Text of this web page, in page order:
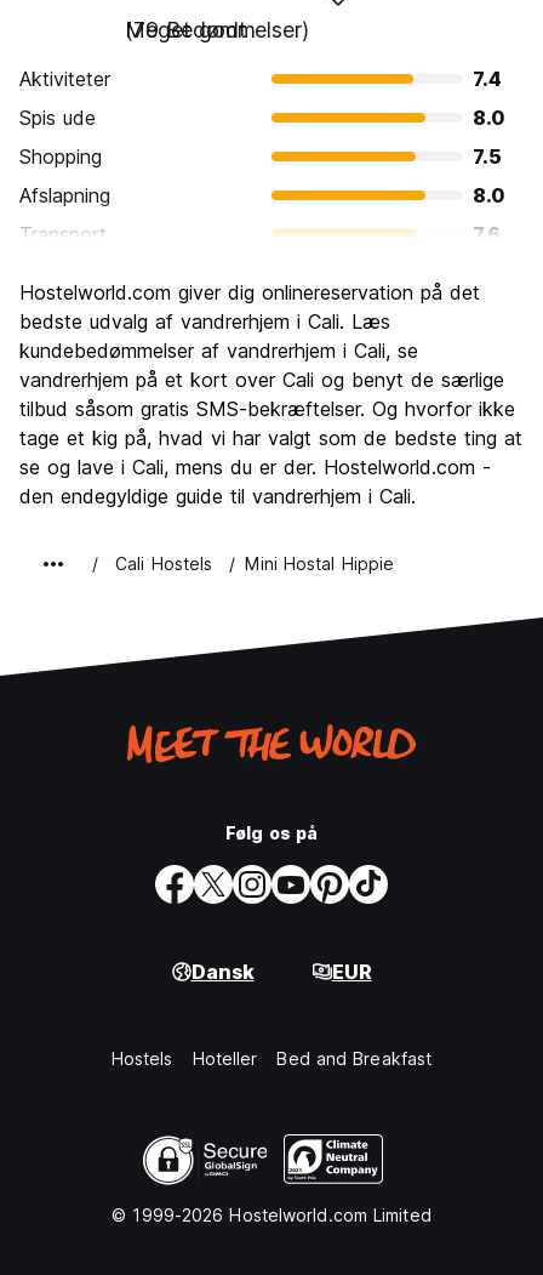
Meget godt
(79 Bedømmelser)
Aktiviteter
7.4
Spis ude
8.0
Shopping
7.5
Afslapning
8.0
Transport
7.6
Kultur
Fester
Værdi for pengene
7.9
Hostelworld.com giver dig onlinereservation på det
bedste udvalg af vandrerhjem i Cali. Læs
kundebedømmelser af vandrerhjem i Cali, se
vandrerhjem på et kort over Cali og benyt de særlige
tilbud såsom gratis SMS-bekræftelser. Og hvorfor ikke
tage et kig på, hvad vi har valgt som de bedste ting at
se og lave i Cali, mens du er der. Hostelworld.com -
den endegyldige guide til vandrerhjem i Cali.
Cali Hostels Mini Hostal Hippie
Følg os på
Dansk EUR
Hostels Hoteller Bed and Breakfast
© 1999-2026 Hostelworld.com Limited